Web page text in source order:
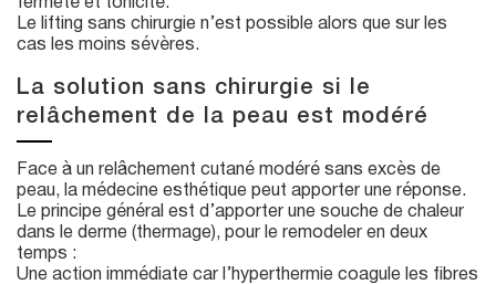
fermeté et tonicité.
Le lifting sans chirurgie n’est possible alors que sur les
cas les moins sévères.
La solution sans chirurgie si le
relâchement de la peau est modéré
Face à un relâchement cutané modéré sans excès de
peau, la médecine esthétique peut apporter une réponse.
Le principe général est d’apporter une souche de chaleur
dans le derme (thermage), pour le remodeler en deux
temps :
Une action immédiate car l’hyperthermie coagule les fibres